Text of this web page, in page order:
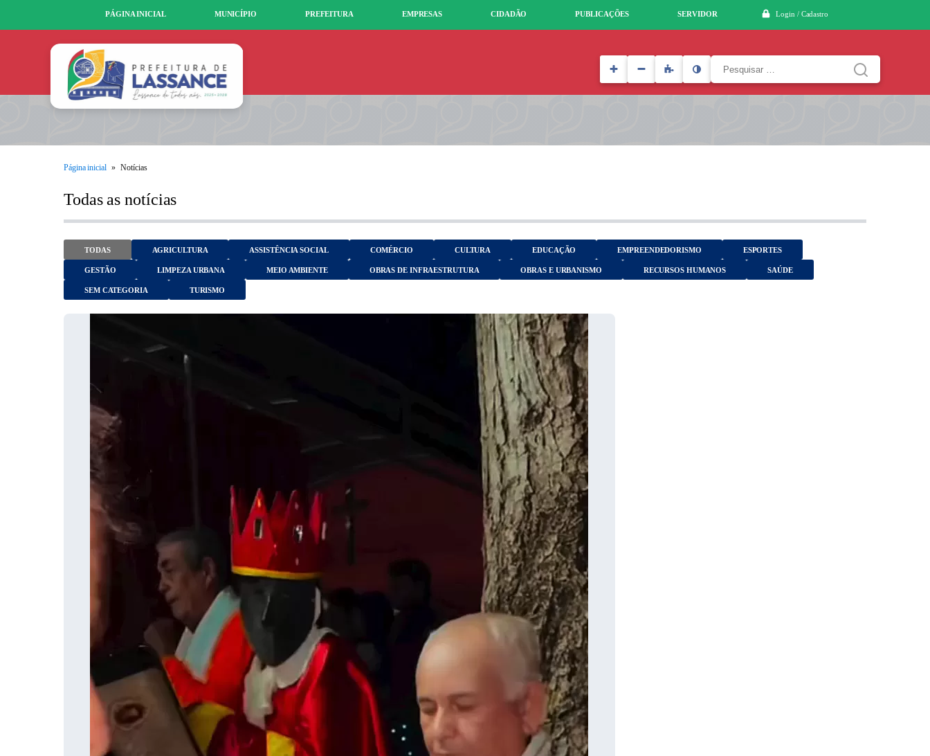
PÁGINA INICIAL MUNICÍPIO PREFEITURA EMPRESAS CIDADÃO PUBLICAÇÕES SERVIDOR Login / Cadastro
Pesquisar
Página inicial » Notícias
Todas as notícias
TODAS AGRICULTURA ASSISTÊNCIA SOCIAL COMÉRCIO CULTURA EDUCAÇÃO EMPREENDEDORISMO ESPORTES
GESTÃO LIMPEZA URBANA MEIO AMBIENTE OBRAS DE INFRAESTRUTURA OBRAS E URBANISMO RECURSOS HUMANOS SAÚDE
SEM CATEGORIA TURISMO